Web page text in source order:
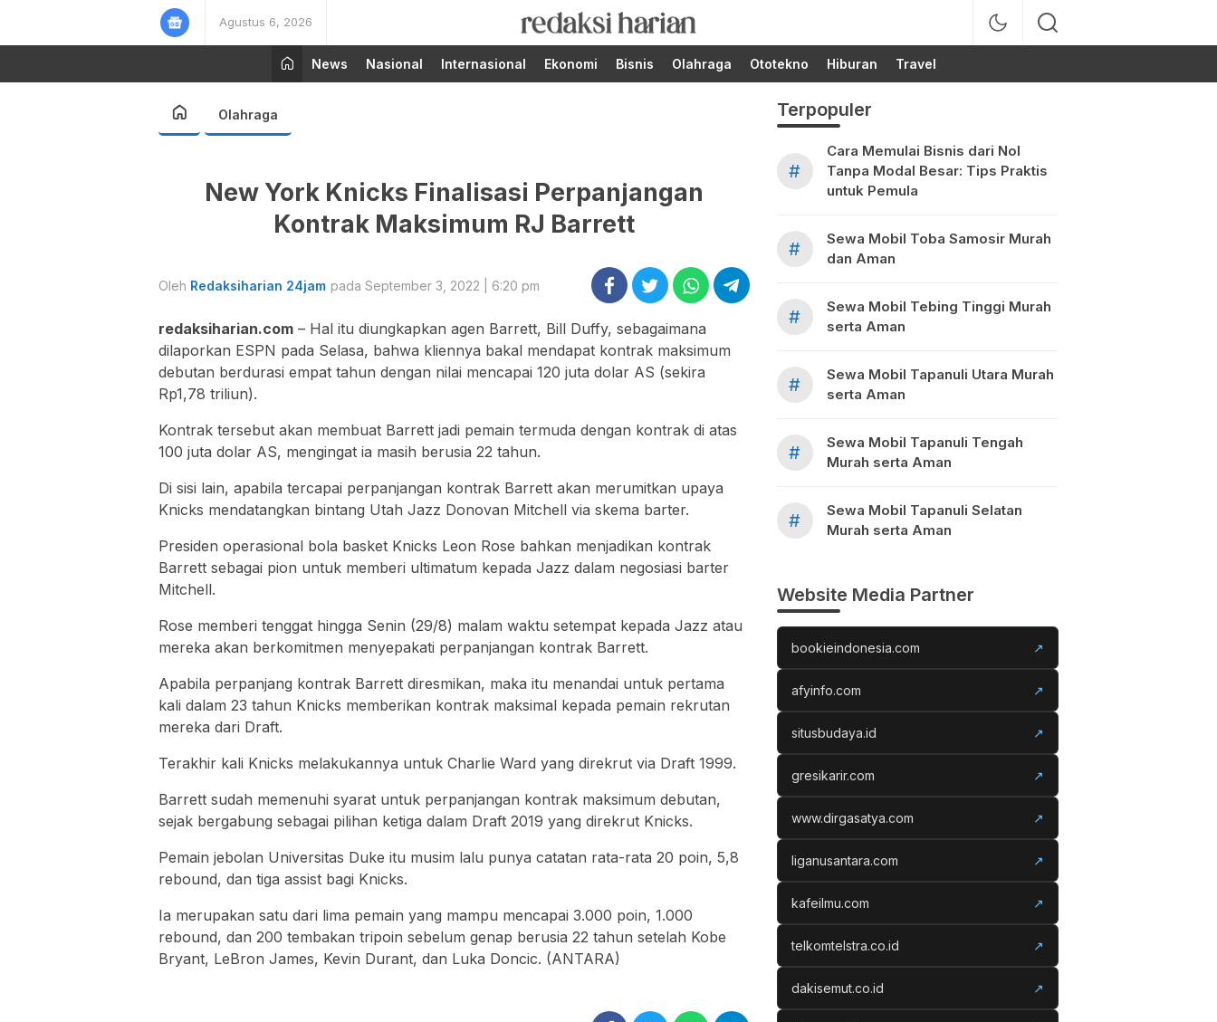
Agustus 6, 2026
RedaksiHarian.com
Berita Terupdate dari
Redaksi Harian!
News
Nasional Internasional Ekonomi Bisnis Olahraga Ototekno Hiburan Travel
Olahraga
New York Knicks Finalisasi Perpanjangan
Kontrak Maksimum RJ Barrett
Oleh Redaksiharian 24jam pada September 3, 2022 | 6:20 pm
redaksiharian.com – Hal itu diungkapkan agen Barrett, Bill Duffy, sebagaimana
dilaporkan ESPN pada Selasa, bahwa kliennya bakal mendapat kontrak maksimum
debutan berdurasi empat tahun dengan nilai mencapai 120 juta dolar AS (sekira
Rp1,78 triliun).
Kontrak tersebut akan membuat Barrett jadi pemain termuda dengan kontrak di atas
100 juta dolar AS, mengingat ia masih berusia 22 tahun.
Di sisi lain, apabila tercapai perpanjangan kontrak Barrett akan merumitkan upaya
Knicks mendatangkan bintang Utah Jazz Donovan Mitchell via skema barter.
Presiden operasional bola basket Knicks Leon Rose bahkan menjadikan kontrak
Barrett sebagai pion untuk memberi ultimatum kepada Jazz dalam negosiasi barter
Mitchell.
Rose memberi tenggat hingga Senin (29/8) malam waktu setempat kepada Jazz atau
mereka akan berkomitmen menyepakati perpanjangan kontrak Barrett.
Apabila perpanjang kontrak Barrett diresmikan, maka itu menandai untuk pertama
kali dalam 23 tahun Knicks memberikan kontrak maksimal kepada pemain rekrutan
mereka dari Draft.
Terakhir kali Knicks melakukannya untuk Charlie Ward yang direkrut via Draft 1999.
Barrett sudah memenuhi syarat untuk perpanjangan kontrak maksimum debutan,
sejak bergabung sebagai pilihan ketiga dalam Draft 2019 yang direkrut Knicks.
Pemain jebolan Universitas Duke itu musim lalu punya catatan rata-rata 20 poin, 5,8
rebound, dan tiga assist bagi Knicks.
Ia merupakan satu dari lima pemain yang mampu mencapai 3.000 poin, 1.000
rebound, dan 200 tembakan tripoin sebelum genap berusia 22 tahun setelah Kobe
Bryant, LeBron James, Kevin Durant, dan Luka Doncic. (ANTARA)
Terpopuler
#
Cara Memulai Bisnis dari Nol
Tanpa Modal Besar: Tips Praktis
untuk Pemula
#
Sewa Mobil Toba Samosir Murah
dan Aman
#
Sewa Mobil Tebing Tinggi Murah
serta Aman
#
Sewa Mobil Tapanuli Utara Murah
serta Aman
#
Sewa Mobil Tapanuli Tengah
Murah serta Aman
#
Sewa Mobil Tapanuli Selatan
Murah serta Aman
Website Media Partner
bookieindonesia.com ↗
afyinfo.com ↗
situsbudaya.id ↗
gresikarir.com ↗
www.dirgasatya.com ↗
liganusantara.com ↗
kafeilmu.com ↗
telkomtelstra.co.id ↗
dakisemut.co.id ↗